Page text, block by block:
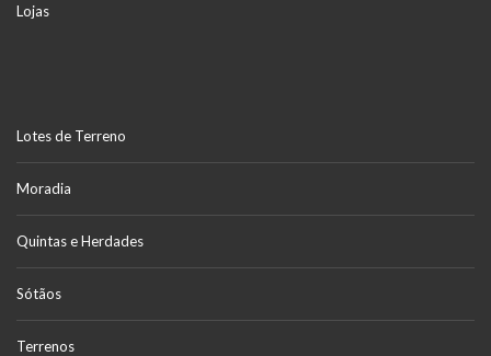
Lojas
Lotes de Terreno
Moradia
Quintas e Herdades
Sótãos
Terrenos